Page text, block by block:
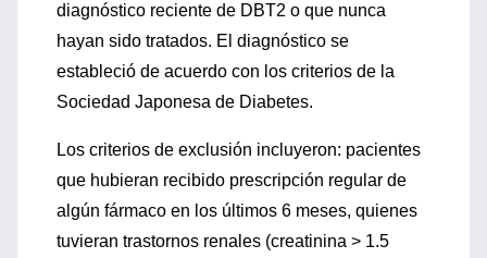
diagnóstico reciente de DBT2 o que nunca
hayan sido tratados. El diagnóstico se
estableció de acuerdo con los criterios de la
Sociedad Japonesa de Diabetes.
Los criterios de exclusión incluyeron: pacientes
que hubieran recibido prescripción regular de
algún fármaco en los últimos 6 meses, quienes
tuvieran trastornos renales (creatinina > 1.5